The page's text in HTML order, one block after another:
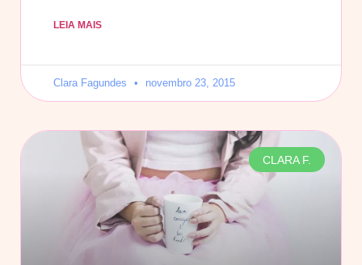
LEIA MAIS
Clara Fagundes novembro 23, 2015
CLARA F.